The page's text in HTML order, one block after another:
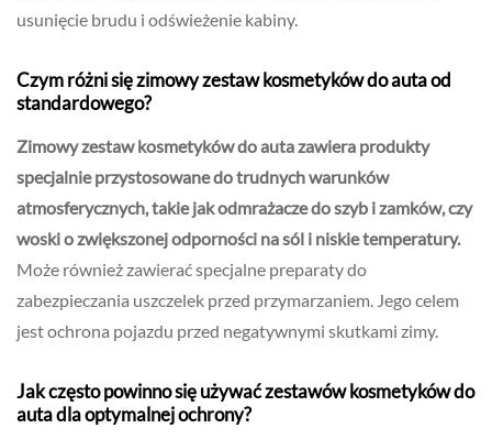
usunięcie brudu i odświeżenie kabiny.
Czym różni się zimowy zestaw kosmetyków do auta od
standardowego?
Zimowy zestaw kosmetyków do auta zawiera produkty
specjalnie przystosowane do trudnych warunków
atmosferycznych, takie jak odmrażacze do szyb i zamków, czy
woski o zwiększonej odporności na sól i niskie temperatury.
Może również zawierać specjalne preparaty do
zabezpieczania uszczelek przed przymarzaniem. Jego celem
jest ochrona pojazdu przed negatywnymi skutkami zimy.
Jak często powinno się używać zestawów kosmetyków do
auta dla optymalnej ochrony?